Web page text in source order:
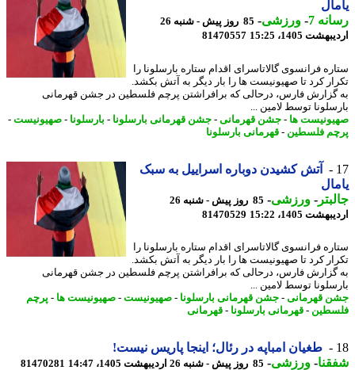
7
-ورزشی-
85 روز پیش - شنبه 26
1405، 15:25
81470557
فرانسوی گالاتاسرای اقدام ستاره بارسلونا را
کرد تا صهیونیست ها را بار دیگر به آتش بکشد.
فارس، درحالی که برافراشتن پرچم فلسطین در جشن قهرمانی
توسط لامین ...
ها- جشن قهرمانی-جشن قهرمانی بارسلونا-بارسلونا-صهیونیست-
فلسطین-قهرمانی بارسلونا
آتش کشیدن دوباره اسراییل به سبک
-ورزشی-
85 روز پیش - شنبه 26
1405، 15:22
81470529
فرانسوی گالاتاسرای اقدام ستاره بارسلونا را
کرد تا صهیونیست ها را بار دیگر به آتش بکشد.
فارس، درحالی که برافراشتن پرچم فلسطین در جشن قهرمانی
توسط لامین ...
قهرمانی-جشن قهرمانی بارسلونا-صهیونیست-صهیونیست ها- پرچم
-قهرمانی بارسلونا-قهرمانی
طغیان امباپه در رئال؛ اینجا پاریس نیست!
-ورزشی-85 روز پیش - شنبه 26 اردیبهشت 1405، 14:47 81470281